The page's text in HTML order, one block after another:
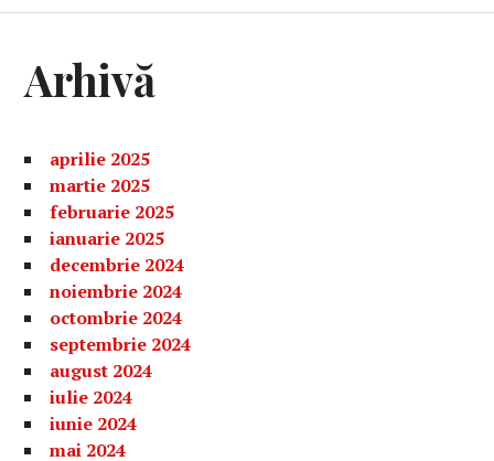
Arhivă
aprilie 2025
martie 2025
februarie 2025
ianuarie 2025
decembrie 2024
noiembrie 2024
octombrie 2024
septembrie 2024
august 2024
iulie 2024
iunie 2024
mai 2024